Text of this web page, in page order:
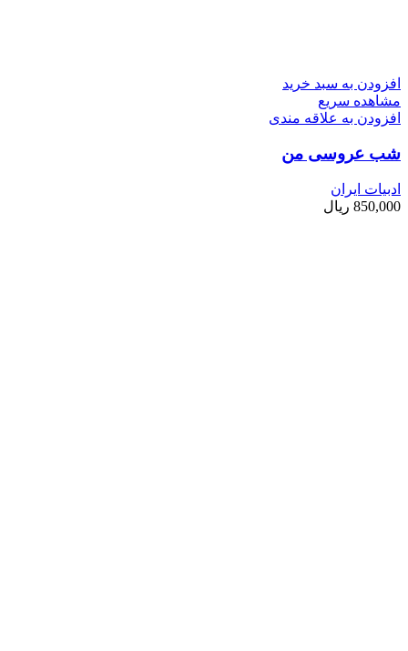
افزودن به سبد خرید
مشاهده سریع
افزودن به علاقه مندی
شب عروسی من
ادبیات ایران
850,000 ریال